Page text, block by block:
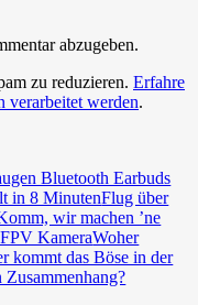
abzugeben.
zu reduzieren. Erfahre
verarbeitet werden.
Bluetooth Earbuds
in 8 MinutenFlug über
wir machen ’ne
KameraWoher
kommt das Böse in der